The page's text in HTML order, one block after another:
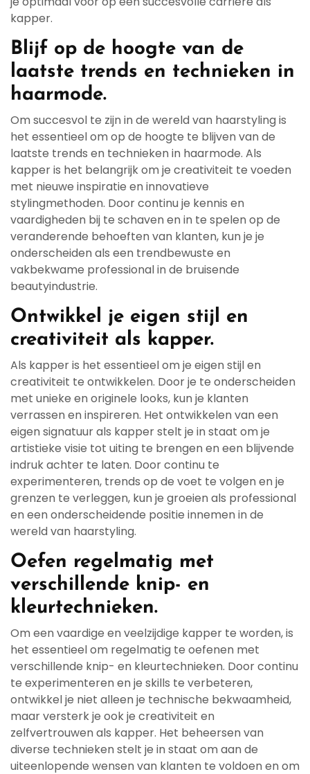
kapper.
Blijf op de hoogte van de
laatste trends en technieken in
haarmode.
Om succesvol te zijn in de wereld van haarstyling is
het essentieel om op de hoogte te blijven van de
laatste trends en technieken in haarmode. Als
kapper is het belangrijk om je creativiteit te voeden
met nieuwe inspiratie en innovatieve
stylingmethoden. Door continu je kennis en
vaardigheden bij te schaven en in te spelen op de
veranderende behoeften van klanten, kun je je
onderscheiden als een trendbewuste en
vakbekwame professional in de bruisende
beautyindustrie.
Ontwikkel je eigen stijl en
creativiteit als kapper.
Als kapper is het essentieel om je eigen stijl en
creativiteit te ontwikkelen. Door je te onderscheiden
met unieke en originele looks, kun je klanten
verrassen en inspireren. Het ontwikkelen van een
eigen signatuur als kapper stelt je in staat om je
artistieke visie tot uiting te brengen en een blijvende
indruk achter te laten. Door continu te
experimenteren, trends op de voet te volgen en je
grenzen te verleggen, kun je groeien als professional
en een onderscheidende positie innemen in de
wereld van haarstyling.
Oefen regelmatig met
verschillende knip- en
kleurtechnieken.
Om een vaardige en veelzijdige kapper te worden, is
het essentieel om regelmatig te oefenen met
verschillende knip- en kleurtechnieken. Door continu
te experimenteren en je skills te verbeteren,
ontwikkel je niet alleen je technische bekwaamheid,
maar versterk je ook je creativiteit en
zelfvertrouwen als kapper. Het beheersen van
diverse technieken stelt je in staat om aan de
uiteenlopende wensen van klanten te voldoen en om